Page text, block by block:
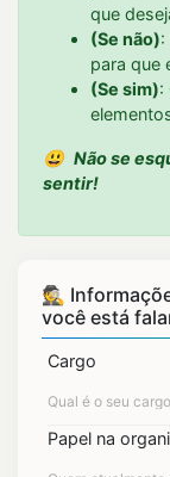
que
(Se não):
para que
(Se sim):
😃 Não se
sentir!
🕵
você está
Cargo
Papel na